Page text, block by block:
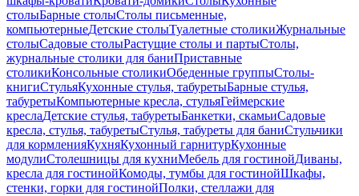
столыБарные столыСтолы письменные,
компьютерныеДетские столыТуалетные столикиЖурнальные
столыСадовые столыРастущие столы и партыСтолы,
журнальные столики для баниПриставные
столикиКонсольные столикиОбеденные группыСтолы-
книгиСтульяКухонные стулья, табуретыБарные стулья,
табуретыКомпьютерные кресла, стульяГеймерские
креслаДетские стулья, табуретыБанкетки, скамьиСадовые
кресла, стулья, табуретыСтулья, табуреты для баниСтульчики
для кормленияКухняКухонный гарнитурКухонные
модулиСтолешницы для кухниМебель для гостинойДиваны,
кресла для гостинойКомоды, тумбы для гостинойШкафы,
стенки, горки для гостинойПолки, стеллажи для